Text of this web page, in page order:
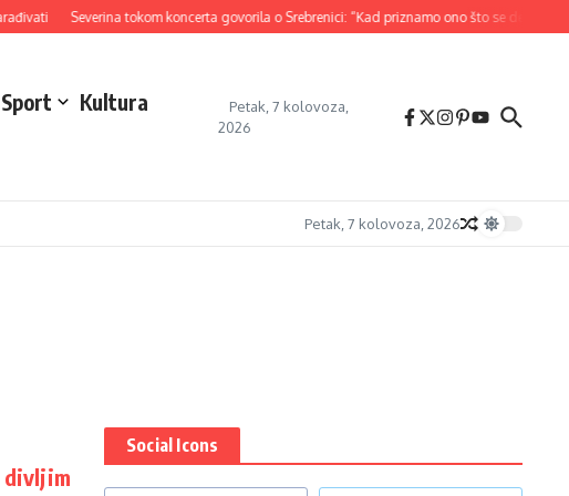
Severina tokom koncerta govorila o Srebrenici: “Kad priznamo ono što se desilo…”
Sport
Kultura
Petak, 7 kolovoza,
2026
Petak, 7 kolovoza, 2026
divljim
Social Icons